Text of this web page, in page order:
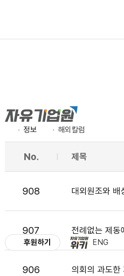
후원하기 ENG
정보 해외칼럼
No. 제목
908 대외원조와 배
907 전례없는 제동
906 의회의 과도한